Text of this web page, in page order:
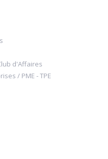
d'Affaires
/ PME - TPE